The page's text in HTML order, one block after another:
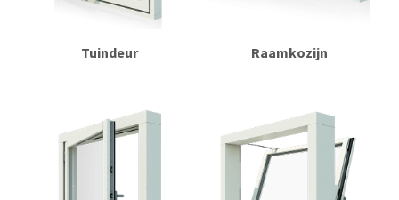
Tuindeur Raamkozijn